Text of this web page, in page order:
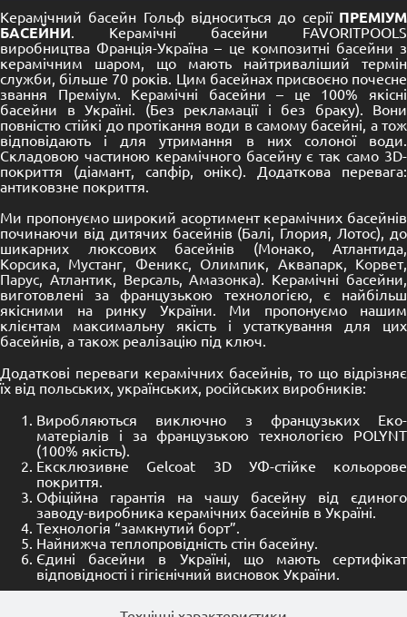
Керамічний басейн Гольф відноситься до серії ПРЕМІУМ
БАСЕЙНИ . Керамічні басейни FAVORITPOOLS
виробництва Франція-Україна – це композитні басейни з
керамічним шаром, що мають найтриваліший термін
служби, більше 70 років. Цим басейнах присвоєно почесне
звання Преміум. Керамічні басейни – це 100% якісні
басейни в Україні. (Без рекламації і без браку). Вони
повністю стійкі до протікання води в самому басейні, а тож
відповідають і для утримання в них солоної води.
Складовою частиною керамічного басейну є так само 3D-
покриття (діамант, сапфір, онікс). Додаткова перевага:
антиковзне покриття.
Ми пропонуємо широкий асортимент керамічних басейнів
починаючи від дитячих басейнів (Балі, Глория, Лотос), до
шикарних люксових басейнів (Монако, Атлантида,
Корсика, Мустанг, Феникс, Олимпик, Аквапарк, Корвет,
Парус, Атлантик, Версаль,Амазонка). Керамічні басейни,
виготовлені за французькою технологією, є найбільш
якісними на ринку України. Ми пропонуємо нашим
клієнтам максимальну якість і устаткування для цих
басейнів, а також реалізацію під ключ.
Додаткові переваги керамічних басейнів, то що відрізняє
їх від польських, українських, російських виробників:
Виробляються виключно з французьких Еко-
матеріалів і за французькою технологією POLYNT
(100% якість).
Ексклюзивне Gelcoat 3D УФ-стійке кольорове
покриття.
Офіційна гарантія на чашу басейну від єдиного
заводу-виробника керамічних басейнів в Україні.
Технологія “замкнутий борт”.
Найнижча теплопровідність стін басейну.
Єдині басейни в Україні, що мають сертифікат
відповідності і гігієнічний висновок України.